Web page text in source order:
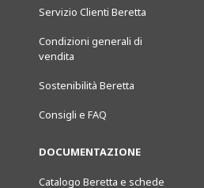
Servizio Clienti Beretta
Condizioni generali di
vendita
Sostenibilità Beretta
Consigli e FAQ
DOCUMENTAZIONE
Catalogo Beretta e schede